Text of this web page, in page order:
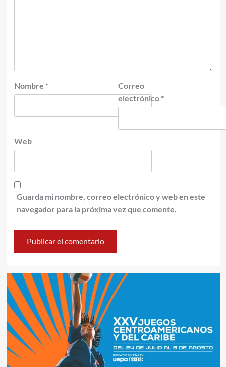
Nombre *
Correo
electrónico *
Web
Guarda mi nombre, correo electrónico y web en este
navegador para la próxima vez que comente.